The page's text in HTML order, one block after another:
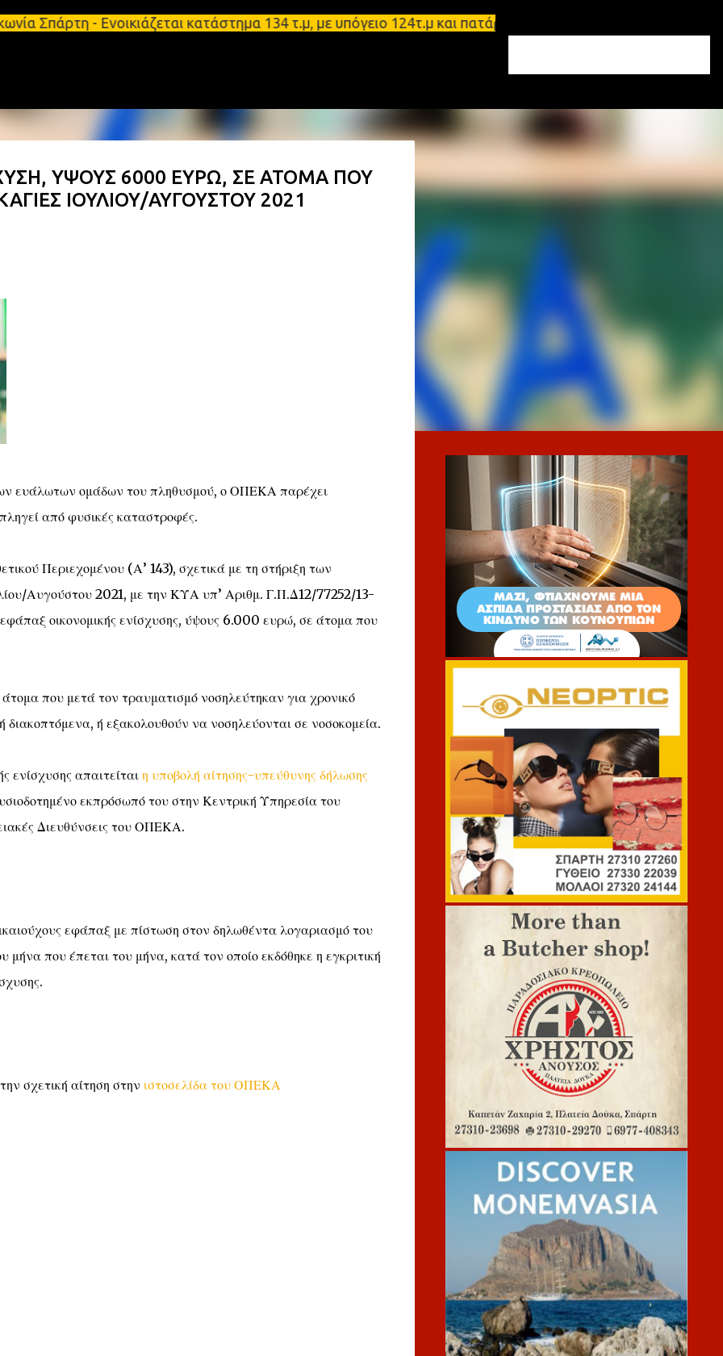
Μετάβαση στο κύριο περιεχόμενο
- Ενοικιάζεται κατάστημα 134 τ.μ, με υπόγειο 124τ.μ και πατάρι 48 τ.μ Σπάρτη -
ΥΨΟΥΣ 6000 ΕΥΡΩ, ΣΕ ΑΤΟΜΑ ΠΟΥ
ΙΟΥΛΙΟΥ/ΑΥΓΟΥΣΤΟΥ 2021
ευάλωτων ομάδων του πληθυσμού, ο ΟΠΕΚΑ παρέχει
από φυσικές καταστροφές.
Περιεχομένου (Α’ 143), σχετικά με τη στήριξη των
Αυγούστου 2021, με την ΚΥΑ υπ’ Αριθμ. Γ.Π.Δ12/77252/13-
οικονομικής ενίσχυσης, ύψους 6.000 ευρώ, σε άτομα που
που μετά τον τραυματισμό νοσηλεύτηκαν για χρονικό
ή εξακολουθούν να νοσηλεύονται σε νοσοκομεία.
ενίσχυσης απαιτείται η υποβολή αίτησης-υπεύθυνης δήλωσης
εκπρόσωπό του στην Κεντρική Υπηρεσία του
Διευθύνσεις του ΟΠΕΚΑ.
εφάπαξ με πίστωση στον δηλωθέντα λογαριασμό του
μήνα που έπεται του μήνα, κατά τον οποίο εκδόθηκε η εγκριτική
σχετική αίτηση στην ιστοσελίδα του ΟΠΕΚΑ